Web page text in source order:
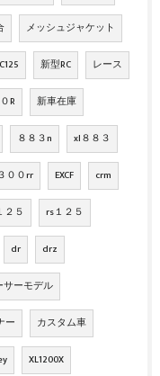
メッシュジャケット
新型RC レース
R 新車在庫
８８３n xl８８３
００rr EXCF crm
２５ rs１２５
dr drz
サーモデル
ー カスタム車
XL1200X